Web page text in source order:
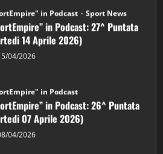
in Podcast Sport News
in Podcast: 27^ Puntata
14 Aprile 2026)
04/2026
in Podcast
in Podcast: 26^ Puntata
07 Aprile 2026)
04/2026